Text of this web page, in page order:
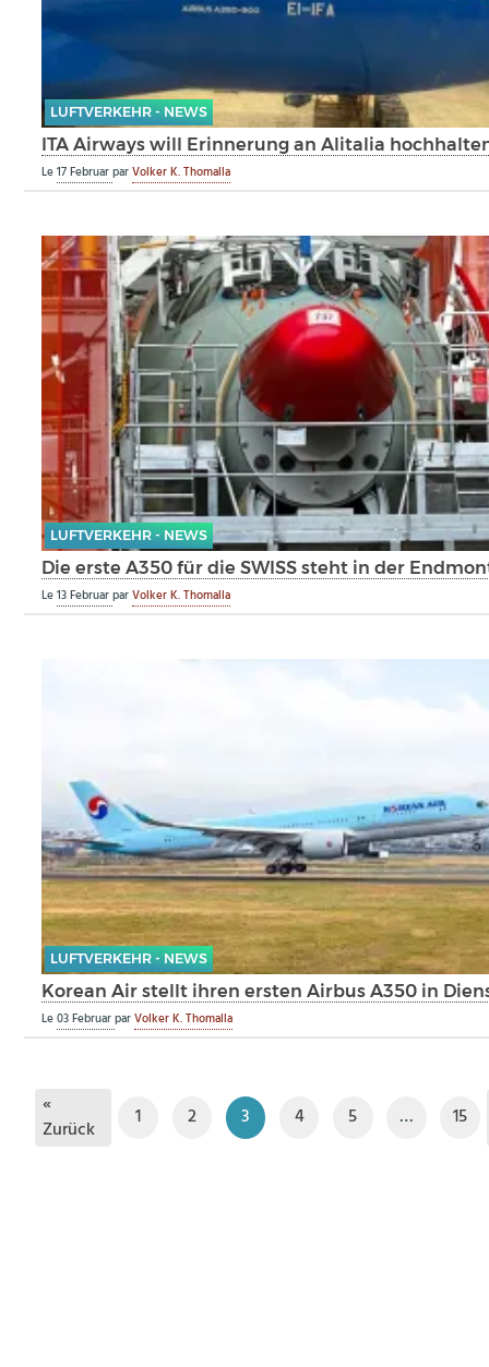
LUFTVERKEHR - NEWS
ITA Airways will Erinnerung an Alitalia
Le17 FebruarparVolker K. Thomalla
LUFTVERKEHR - NEWS
Die erste A350 für die SWISS steht in der
Le13 FebruarparVolker K. Thomalla
LUFTVERKEHR - NEWS
Korean Air stellt ihren ersten Airbus A350 in
Le03 FebruarparVolker K. Thomalla
«
Zurück
1 2 3 4 5 … 15